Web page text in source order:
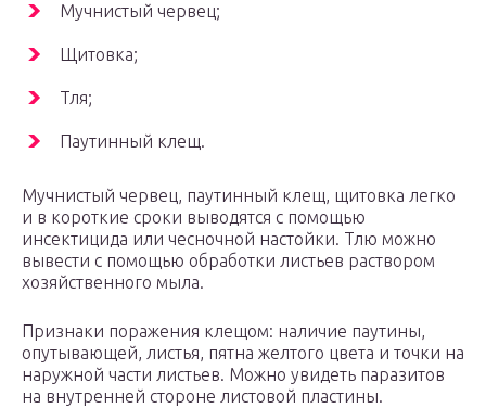
Мучнистый червец;
Щитовка;
Тля;
Паутинный клещ.
Мучнистый червец, паутинный клещ, щитовка легко
и в короткие сроки выводятся с помощью
инсектицида или чесночной настойки. Тлю можно
вывести с помощью обработки листьев раствором
хозяйственного мыла.
Признаки поражения клещом: наличие паутины,
опутывающей, листья, пятна желтого цвета и точки на
наружной части листьев. Можно увидеть паразитов
на внутренней стороне листовой пластины.